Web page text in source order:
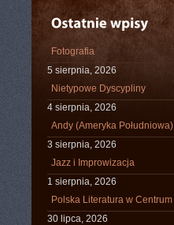
Fotografia
5 sierpnia, 2026
Nietypowe Dyscypliny
4 sierpnia, 2026
Andy (Ameryka Południowa)
3 sierpnia, 2026
Jazz i Improwizacja
1 sierpnia, 2026
Polska Literatura w Centrum
30 lipca, 2026